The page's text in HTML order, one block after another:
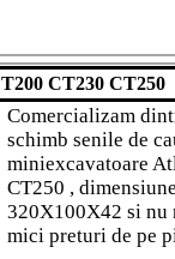
CT230 CT250
Comercializam
schimb senile de
miniexcavatoare
CT250 ,
320X100X42 si nu
mici preturi de pe